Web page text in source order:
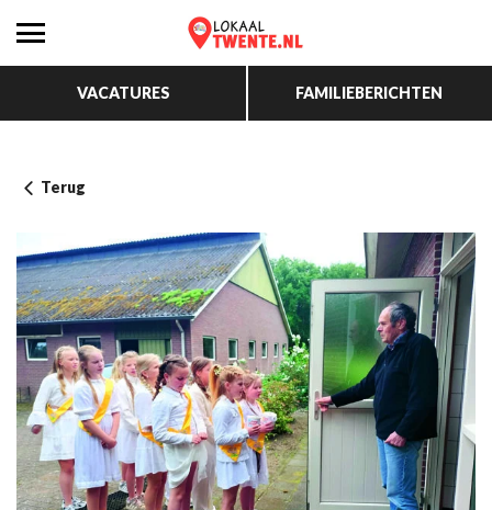
VACATURES FAMILIEBERICHTEN
Terug